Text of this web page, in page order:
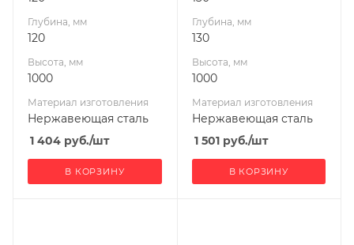
Глубина, мм
120
Высота, мм
1000
Материал изготовления
Нержавеющая сталь
1 404 руб./шт
В КОРЗИНУ
Глубина, мм
130
Высота, мм
1000
Материал изготовления
Нержавеющая сталь
1 501руб./шт
В КОРЗИНУ